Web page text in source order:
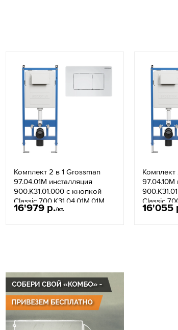
Комплект 2 в 1 Grossman
97.04.01M инсталляция
900.K31.01.000 с кнопкой
Classic 700.K31.04.01M.01M
белая матовая
16'979 р./кт.
Комплект
97.04.10M
Classic
хром
16'055